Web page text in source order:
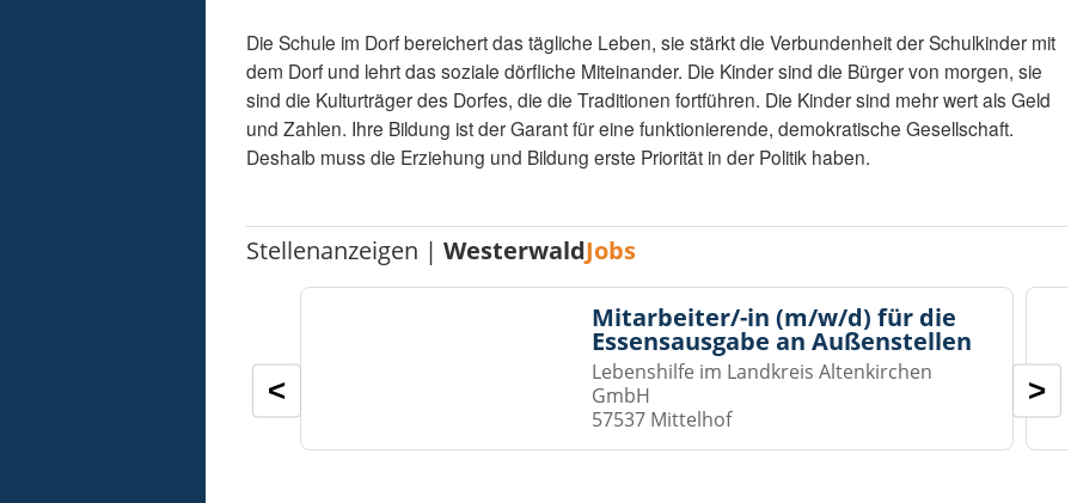
Die Schule im Dorf bereichert das tägliche Leben, sie stärkt die Verbundenheit der Schulkinder mit
dem Dorf und lehrt das soziale dörfliche Miteinander. Die Kinder sind die Bürger von morgen, sie
sind die Kulturträger des Dorfes, die die Traditionen fortführen. Die Kinder sind mehr wert als Geld
und Zahlen. Ihre Bildung ist der Garant für eine funktionierende, demokratische Gesellschaft.
Deshalb muss die Erziehung und Bildung erste Priorität in der Politik haben.
Stellenanzeigen |WesterwaldJobs
Mitarbeiter/-in (m/w/d) für die
Essensausgabe an Außenstellen
Lebenshilfe im Landkreis Altenkirchen
GmbH
57537 Mittelhof
< >